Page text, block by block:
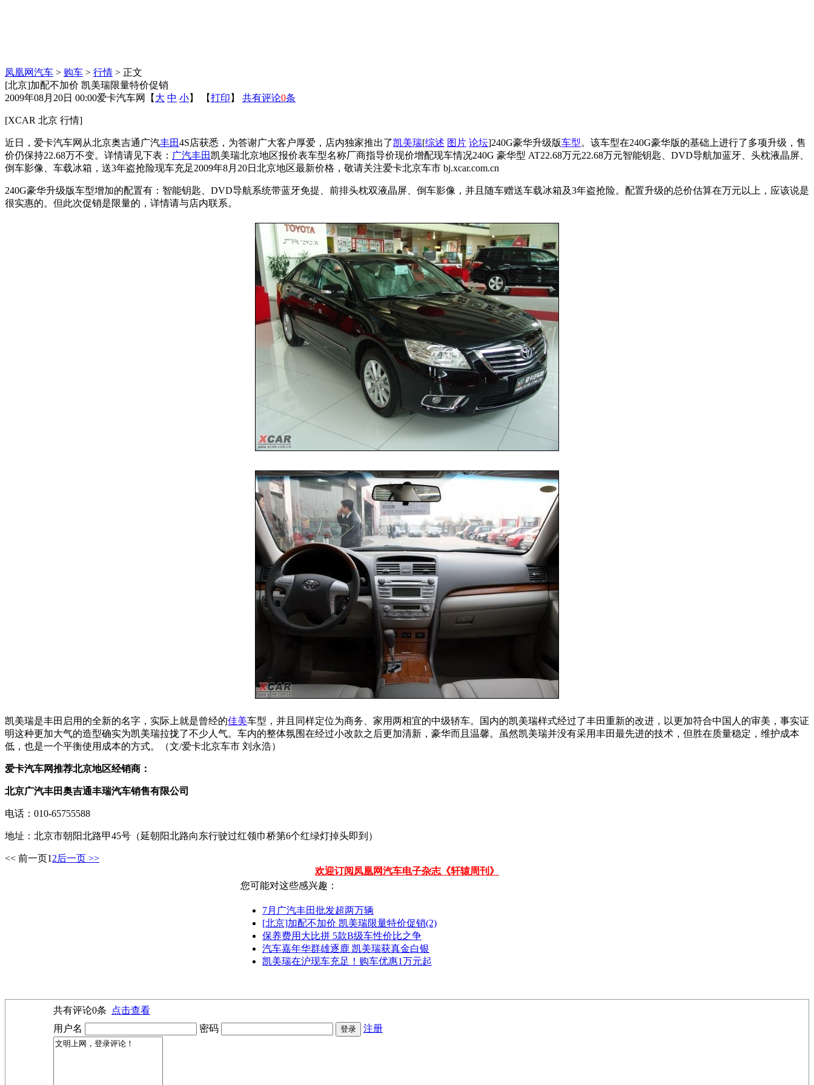
凤凰网汽车 > 购车 > 行情 > 正文
[北京]加配不加价 凯美瑞限量特价促销
2009年08月20日 00:00爱卡汽车网 【 大 中 小】 【打印 】 共有评论0条
[XCAR 北京 行情]
近日，爱卡汽车网从北京奥吉通广汽丰田4S店获悉，为答谢广大客户厚爱，店内独家推出了凯美瑞[综述 图片 论坛]240G豪华升级版车型。该车型在240G豪华版的基础上进行了多项升级，售
价仍保持22.68万不变。详情请见下表： 广汽丰田凯美瑞北京地区报价表车型名称厂商指导价现价增配现车情况240G 豪华型 AT22.68万元22.68万元智能钥匙、DVD导航加蓝牙、头枕液晶屏、
倒车影像、车载冰箱，送3年盗抢险现车充足2009年8月20日北京地区最新价格，敬请关注爱卡北京车市 bj.xcar.com.cn
240G豪华升级版车型增加的配置有：智能钥匙、DVD导航系统带蓝牙免提、前排头枕双液晶屏、倒车影像，并且随车赠送车载冰箱及3年盗抢险。配置升级的总价估算在万元以上，应该说是
很实惠的。但此次促销是限量的，详情请与店内联系。
凯美瑞是丰田启用的全新的名字，实际上就是曾经的佳美车型，并且同样定位为商务、家用两相宜的中级轿车。国内的凯美瑞样式经过了丰田重新的改进，以更加符合中国人的审美，事实证
明这种更加大气的造型确实为凯美瑞拉拢了不少人气。车内的整体氛围在经过小改款之后更加清新，豪华而且温馨。虽然凯美瑞并没有采用丰田最先进的技术，但胜在质量稳定，维护成本
低，也是一个平衡使用成本的方式。（文/爱卡北京车市 刘永浩）
爱卡汽车网推荐北京地区经销商：
北京广汽丰田奥吉通丰瑞汽车销售有限公司
电话：010-65755588
地址：北京市朝阳北路甲45号（延朝阳北路向东行驶过红领巾桥第6个红绿灯掉头即到）
<< 前一页1 2后一页 >>
欢迎订阅凤凰网汽车电子杂志《轩辕周刊》
您可能对这些感兴趣：
7月广汽丰田批发超两万辆
[北京]加配不加价 凯美瑞限量特价促销(2)
保养费用大比拼 5款B级车性价比之争
汽车嘉年华群雄逐鹿 凯美瑞获真金白银
凯美瑞在沪现车充足！购车优惠1万元起
共有评论0条
点击查看
用户名
密码 注册